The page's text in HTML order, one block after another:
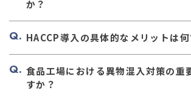
か？
HACCP導入の具体的なメリットは何
食品工場における異物混入対策の重
すか？